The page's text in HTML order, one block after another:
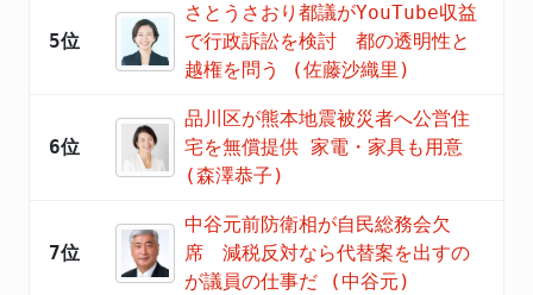
5位
さとうさおり都議がYouTube収益
で行政訴訟を検討 都の透明性と
越権を問う (佐藤沙織里)
6位
品川区が熊本地震被災者へ公営住
宅を無償提供 家電・家具も用意
(森澤恭子)
7位
中谷元前防衛相が自民総務会欠
席 減税反対なら代替案を出すの
が議員の仕事だ (中谷元)